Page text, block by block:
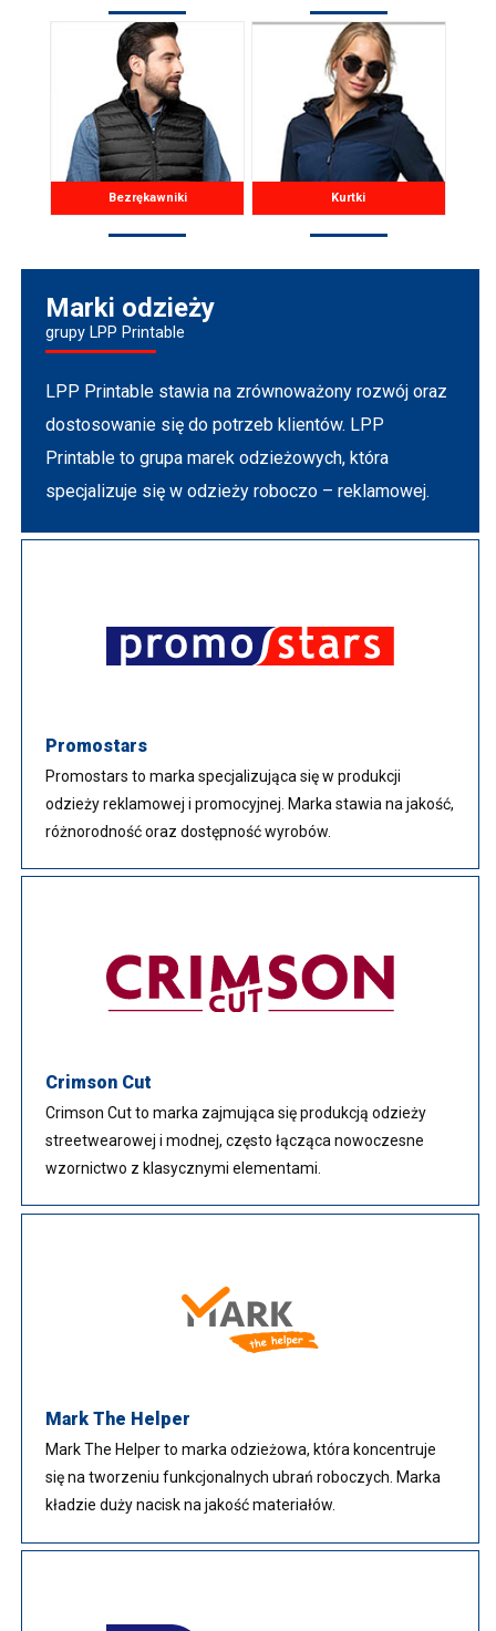
Bezrękawniki Kurtki
Marki odzieży
grupy LPP Printable
LPP Printable stawia na zrównoważony rozwój oraz
dostosowanie się do potrzeb klientów. LPP
Printable to grupa marek odzieżowych, która
specjalizuje się w odzieży roboczo – reklamowej.
Promostars
Promostars to marka specjalizująca się w produkcji
odzieży reklamowej i promocyjnej. Marka stawia na jakość,
różnorodność oraz dostępność wyrobów.
Crimson Cut
Crimson Cut to marka zajmująca się produkcją odzieży
streetwearowej i modnej, często łącząca nowoczesne
wzornictwo z klasycznymi elementami.
Mark The Helper
Mark The Helper to marka odzieżowa, która koncentruje
się na tworzeniu funkcjonalnych ubrań roboczych. Marka
kładzie duży nacisk na jakość materiałów.